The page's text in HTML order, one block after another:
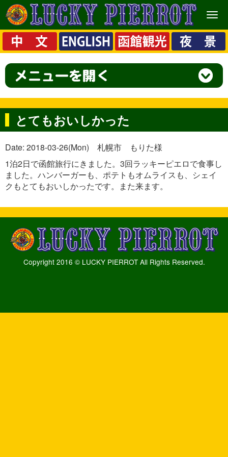
メ
ニ
ュ
ー
とてもおいしかった
Date: 2018-03-26(Mon) 札幌市 もりた様
1泊2日で函館旅行にきました。3回ラッキーピエロで食事し
ました。ハンバーガーも、ポテトもオムライスも、シェイ
クもとてもおいしかったです。また来ます。
Copyright 2016 © LUCKY PIERROT All Rights Reserved.